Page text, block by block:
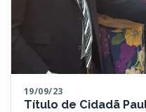
19/09/23
Título de Cidadã